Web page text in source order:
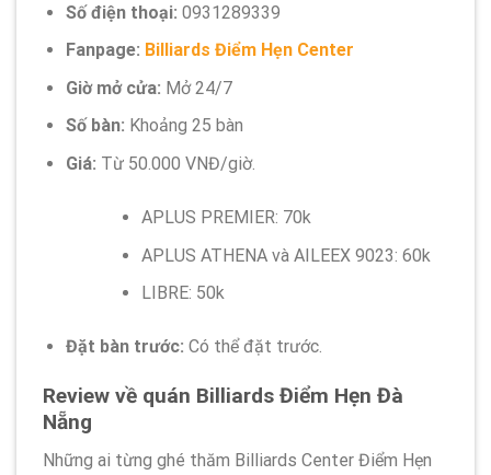
Số điện thoại: 0931289339
Fanpage: Billiards Điểm Hẹn Center
Giờ mở cửa: Mở 24/7
Số bàn: Khoảng 25 bàn
Giá: Từ 50.000 VNĐ/giờ.
APLUS PREMIER: 70k
APLUS ATHENA và AILEEX 9023: 60k
LIBRE: 50k
Đặt bàn trước: Có thể đặt trước.
Review về quán Billiards Điểm Hẹn Đà
Nẵng
Những ai từng ghé thăm Billiards Center Điểm Hẹn